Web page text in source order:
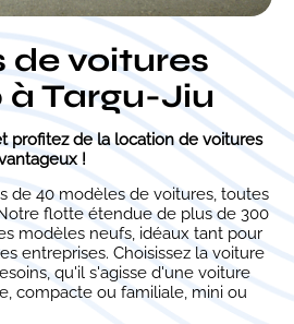
de voitures
Targu-Jiu
profitez de la location de voitures
!
de 40 modèles de voitures, toutes
flotte étendue de plus de 300
modèles neufs, idéaux tant pour
entreprises. Choisissez la voiture
qu'il s'agisse d'une voiture
compacte ou familiale, mini ou